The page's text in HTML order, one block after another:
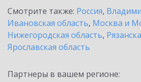
Смотрите также: Россия,
Ивановская область, Москва и
Нижегородская область,
Ярославская область
Партнеры в вашем регионе: